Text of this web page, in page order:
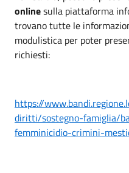
onlinesulla piattaforma
trovano tutte le
modulistica per poter
richiesti:
https://
diritti/sostegno-famiglia/
femminicidio-crimini-